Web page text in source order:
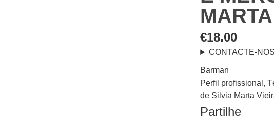
€18.00
CONTACTE-NOS
Barman
Perfil profissional,
de Silvia Marta
Partilhe